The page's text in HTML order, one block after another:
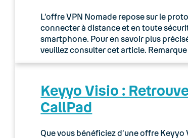
L’offre VPN Nomade repose sur le
connecter à distance et en toute
smartphone. Pour en savoir plus
veuillez consulter cet article.
Keyyo Visio :
CallPad
Que vous bénéficiez d’une offre Keyyo